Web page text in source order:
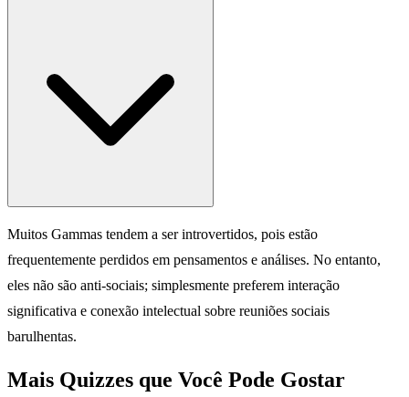
Muitos Gammas tendem a ser introvertidos, pois estão
frequentemente perdidos em pensamentos e análises. No entanto,
eles não são anti-sociais; simplesmente preferem interação
significativa e conexão intelectual sobre reuniões sociais
barulhentas.
Mais Quizzes que Você Pode Gostar